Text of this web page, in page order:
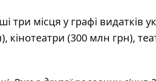
три місця у графі видатків
кінотеатри (300 млн грн),